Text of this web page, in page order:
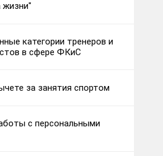
жизни"
категории тренеров и
в сфере ФКиС
за занятия спортом
с персональными